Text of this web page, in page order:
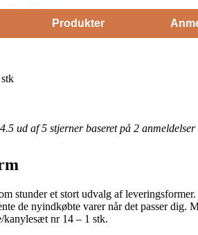
Produkter
ud af 5 stjerner baseret på 2 anmeldelser
stunder et stort udvalg af
de nyindkøbte varer når det passer
kanylesæt nr 14 – 1 stk.